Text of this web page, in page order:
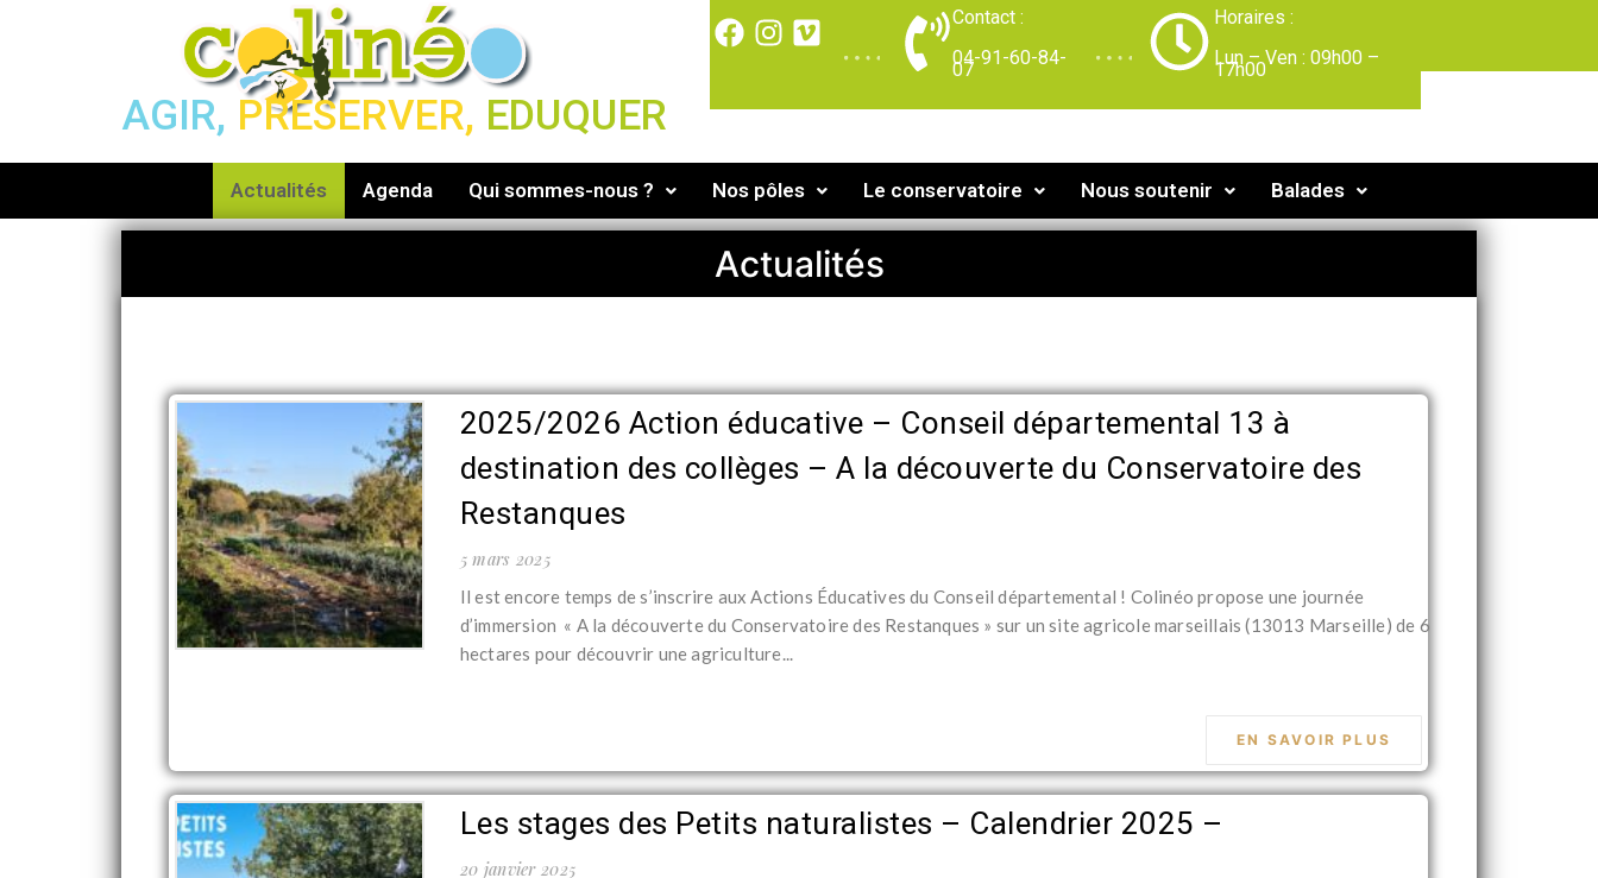
Contact :
04-91-60-84-
07
Horaires :
Lun – Ven : 09h00 –
17h00
AGIR, PRESERVER, EDUQUER
Actualités Agenda Qui sommes-nous ? Nos pôles Le conservatoire Nous soutenir Balades
Actualités
2025/2026 Action éducative – Conseil départemental 13 à
destination des collèges – A la découverte du Conservatoire des
Restanques
5 mars 2025
Il est encore temps de s’inscrire aux Actions Éducatives du Conseil départemental ! Colinéo propose une journée
d’immersion « A la découverte du Conservatoire des Restanques » sur un site agricole marseillais (13013 Marseille) de 6
hectares pour découvrir une agriculture...
EN SAVOIR PLUS
Les stages des Petits naturalistes – Calendrier 2025 –
20 janvier 2025